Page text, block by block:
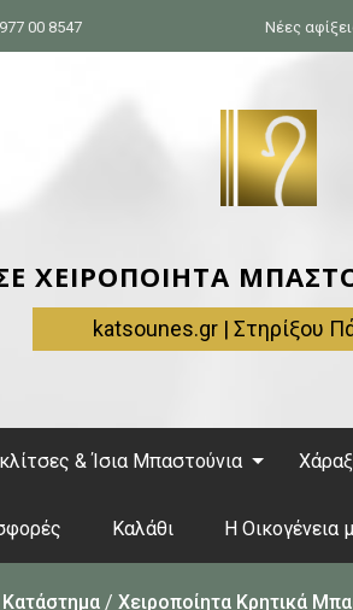
00 8547 Νέες
ΧΕΙΡΟΠΟΙΗΤΑ
katsounes.gr | Στηρίξου
& Ίσια Μπαστούνια
Καλάθι Η Οικογένεια
Κατάστημα/ Χειροποίητα Κρητικά